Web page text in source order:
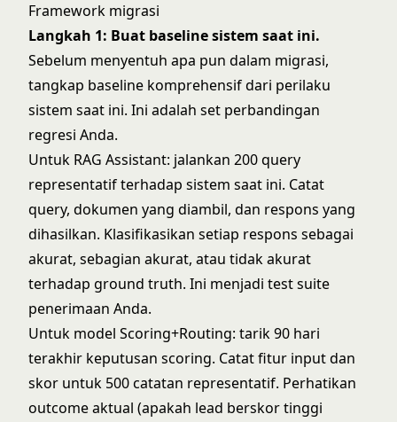
Framework migrasi
Langkah 1: Buat baseline sistem saat ini.
Sebelum menyentuh apa pun dalam migrasi,
tangkap baseline komprehensif dari perilaku
sistem saat ini. Ini adalah set perbandingan
regresi Anda.
Untuk RAG Assistant: jalankan 200 query
representatif terhadap sistem saat ini. Catat
query, dokumen yang diambil, dan respons yang
dihasilkan. Klasifikasikan setiap respons sebagai
akurat, sebagian akurat, atau tidak akurat
terhadap ground truth. Ini menjadi test suite
penerimaan Anda.
Untuk model Scoring+Routing: tarik 90 hari
terakhir keputusan scoring. Catat fitur input dan
skor untuk 500 catatan representatif. Perhatikan
outcome aktual (apakah lead berskor tinggi